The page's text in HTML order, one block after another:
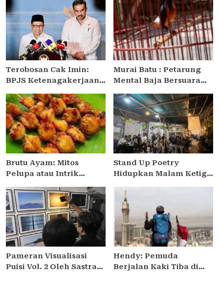
Terobosan Cak Imin:
BPJS Ketenagakerjaan
Lindungi Para
Freelancer hingga Gen
Z
Murai Batu : Petarung
Mental Baja Bersuara
Brutu Ayam: Mitos
Pelupa atau Intrik
Stand Up Poetry
Hidupkan Malam Ketiga
Puisi Vol. 2 di Warung
Kopi SMELEH
Pameran Visualisasi
Puisi Vol. 2 Oleh Sastra
Hendy: Pemuda
Berjalan Kaki Tiba di